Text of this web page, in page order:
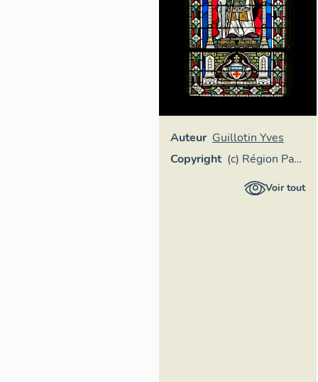
Auteur Guillotin Yves
Copyright (c) Région Pays
de la Loire -Voir tout